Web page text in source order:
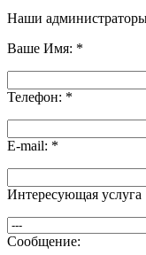
Наши
Ваше Имя: *
Телефон: *
E-mail: *
Интересующая услуга
Сообщение: